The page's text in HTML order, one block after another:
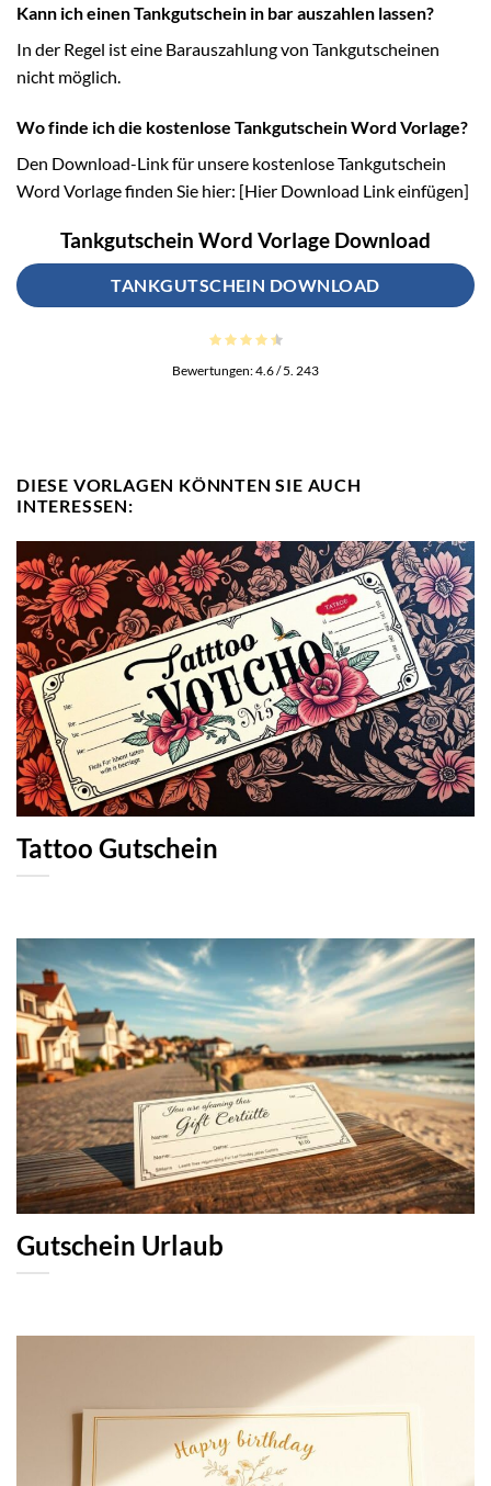
Kann ich einen Tankgutschein in bar auszahlen lassen?
In der Regel ist eine Barauszahlung von Tankgutscheinen
nicht möglich.
Wo finde ich die kostenlose Tankgutschein Word Vorlage?
Den Download-Link für unsere kostenlose Tankgutschein
Word Vorlage finden Sie hier: [Hier Download Link einfügen]
Tankgutschein Word Vorlage Download
TANKGUTSCHEIN DOWNLOAD
Bewertungen:4.6/ 5. 243
DIESE VORLAGEN KÖNNTEN SIE AUCH
INTERESSEN:
Tattoo Gutschein
Gutschein Urlaub